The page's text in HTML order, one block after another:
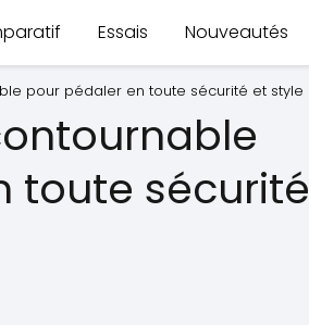
Essais Nouveautés
pour pédaler en toute sécurité et style
toute sécurité